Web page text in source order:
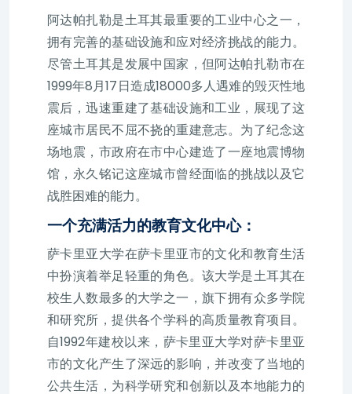
阿达帕扎勒是土耳其最重要的工业中心之一，
拥有完善的基础设施和应对经济挑战的能力。
尽管土耳其是发展中国家，但阿达帕扎勒市在
1999年8月17日造成18000多人遇难的毁灭性地
震后，迅速重建了基础设施和工业，展现了这
座城市居民不屈不挠的重建意志。为了纪念这
场地震，市政府在市中心建造了一座地震博物
馆，永久铭记这座城市曾经面临的挑战以及它
战胜困难的能力。
一个充满活力的教育文化中心：
萨卡里亚大学在萨卡里亚市的文化和教育生活
中扮演着举足轻重的角色。该大学是土耳其在
校生人数最多的大学之一，旗下拥有众多学院
和研究所，提供各个学科的高质量教育项目。
自1992年建校以来，萨卡里亚大学对萨卡里亚
市的文化产生了深远的影响，并改变了当地的
公共生活，为科学研究和创新以及本地能力的